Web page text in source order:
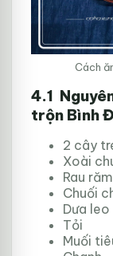
Cách
4.1
trộn Bình
2 cây
Xoài
Rau
Chuối
Dưa leo
Tỏi
Muối